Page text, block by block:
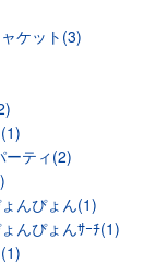
ケット(3)
ーティ(2)
んぴょん(1)
んぴょんｻｰﾁ(1)